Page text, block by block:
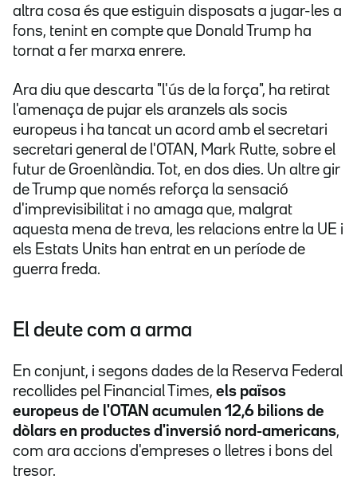
altra cosa és que estiguin disposats a jugar-les a
fons, tenint en compte que Donald Trump ha
tornat a fer marxa enrere.
Ara diu que descarta "l'ús de la força", ha retirat
l'amenaça de pujar els aranzels als socis
europeus i ha tancat un acord amb el secretari
secretari general de l'OTAN, Mark Rutte, sobre el
futur de Groenlàndia. Tot, en dos dies. Un altre gir
de Trump que només reforça la sensació
d'imprevisibilitat i no amaga que, malgrat
aquesta mena de treva, les relacions entre la UE i
els Estats Units han entrat en un període de
guerra freda.
El deute com a arma
En conjunt, i segons dades de la Reserva Federal
recollides pel Financial Times, els països
europeus de l'OTAN acumulen 12,6 bilions de
dòlars en productes d'inversió nord-americans,
com ara accions d'empreses o lletres i bons del
tresor.